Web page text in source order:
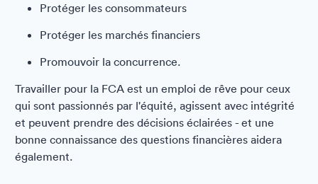
Protéger les consommateurs
Protéger les marchés financiers
Promouvoir la concurrence.
Travailler pour la FCA est un emploi de rêve pour ceux
qui sont passionnés par l'équité, agissent avec intégrité
et peuvent prendre des décisions éclairées - et une
bonne connaissance des questions financières aidera
également.